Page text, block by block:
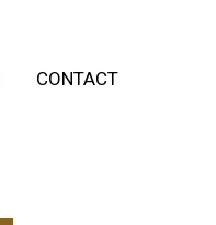
CONTACT